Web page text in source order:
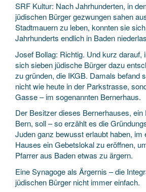
SRF Kultur: Nach Jahrhunderten, in
jüdischen Bürger gezwungen sahen
Stadtmauern zu leben, konnten sie
Jahrhunderts endlich in Baden
Josef Bollag: Richtig. Und kurz darauf,
sich sieben jüdische Bürger dazu
zu gründen, die IKGB. Damals befand
nicht wie heute in der Parkstrasse,
Gasse – im sogenannten Bernerhaus.
Der Besitzer dieses Bernerhauses, ein
Bern, soll – so erzählt es die
Juden ganz bewusst erlaubt haben,
Hauses ein Gebetslokal zu eröffnen,
Pfarrer aus Baden etwas zu ärgern.
Eine Synagoge als Ärgernis – die
jüdischen Bürger nicht immer einfach.